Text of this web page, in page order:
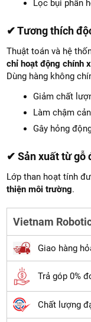
Lọc bụi phấn
✔ Tương thích
Thuật toán và hệ
chỉ hoạt động chính
Dùng hàng không
Giảm chất
Làm chậm
Gây hỏng
✔ Sản xuất từ gỗ
Lớp than hoạt tính
thiện môi trường.
Vietnam
Giao hàng
Trả góp 0%
Chất lượng